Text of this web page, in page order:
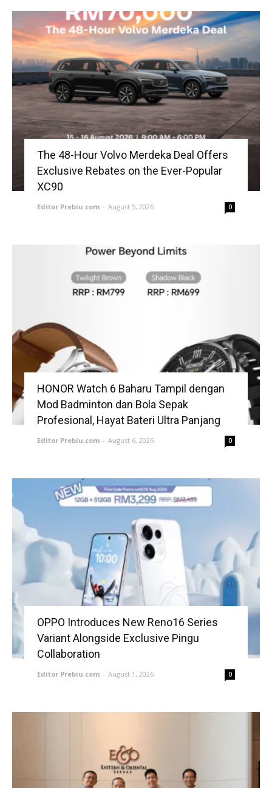
The 48-Hour Volvo Merdeka Deal Offers
Exclusive Rebates on the Ever-Popular
XC90
Editor Prebiu.com - August 5, 2026 0
HONOR Watch 6 Baharu Tampil dengan
Mod Badminton dan Bola Sepak
Profesional, Hayat Bateri Ultra Panjang
Editor Prebiu.com - August 6, 2026 0
OPPO Introduces New Reno16 Series
Variant Alongside Exclusive Pingu
Collaboration
Editor Prebiu.com - August 1, 2026 0